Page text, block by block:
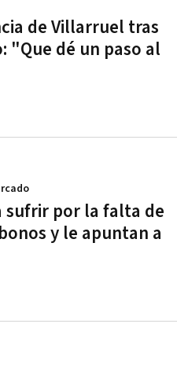
de Villarruel tras
"Que dé un paso al
sufrir por la falta de
y le apuntan a